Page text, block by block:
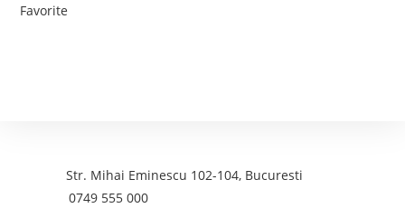
Favorite
Adresa:Str. Mihai Eminescu 102-104, Bucuresti
Telefon:0749 555 000